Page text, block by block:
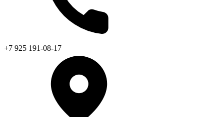
+7 925 191-08-17